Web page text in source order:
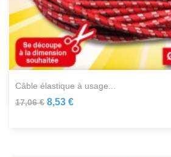
câble élastique à usage...
17,06 € 8,53 €